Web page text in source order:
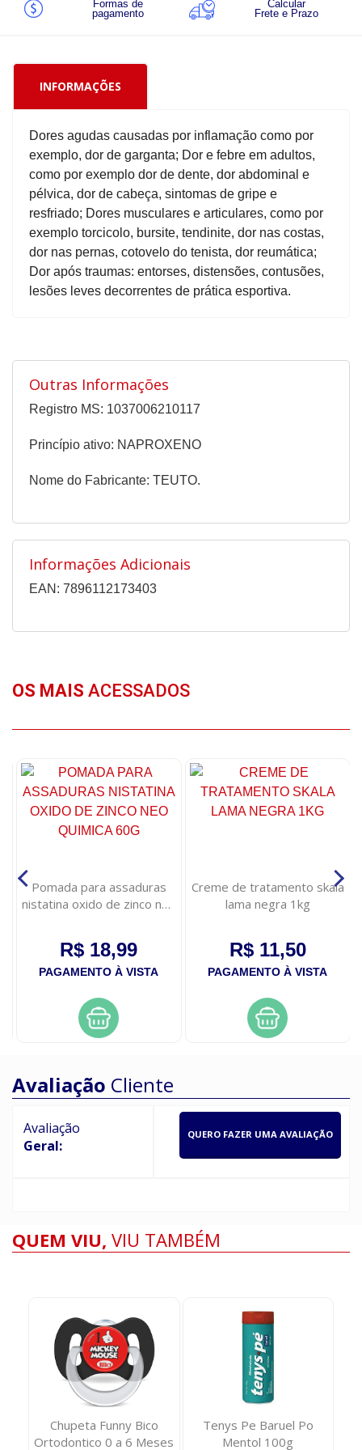
Formas de
pagamento
Calcular
Frete e Prazo
INFORMAÇÕES
Dores agudas causadas por inflamação como por
exemplo, dor de garganta; Dor e febre em adultos,
como por exemplo dor de dente, dor abdominal e
pélvica, dor de cabeça, sintomas de gripe e
resfriado; Dores musculares e articulares, como por
exemplo torcicolo, bursite, tendinite, dor nas costas,
dor nas pernas, cotovelo do tenista, dor reumática;
Dor após traumas: entorses, distensões, contusões,
lesões leves decorrentes de prática esportiva.
Outras Informações
Registro MS: 1037006210117
Princípio ativo: NAPROXENO
Nome do Fabricante: TEUTO.
Informações Adicionais
EAN: 7896112173403
OS MAIS ACESSADOS
Pomada para assaduras
nistatina oxido de zinco neo
R$ 18,99
PAGAMENTO À VISTA
Creme de tratamento skala
lama negra 1kg
R$ 11,50
PAGAMENTO À VISTA
Avaliação Cliente
Avaliação
Geral:
QUERO FAZER UMA AVALIAÇÃO
QUEM VIU, VIU TAMBÉM
Chupeta Funny Bico
Ortodontico 0 a 6 Meses
Tenys Pe Baruel Po
Mentol 100g